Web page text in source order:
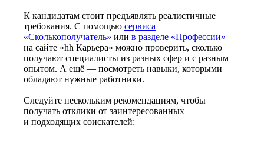
К кандидатам стоит предъявлять реалистичные
требования. С помощью сервиса
«Сколькополучатель» или в разделе «Профессии»
на сайте «hh Карьера» можно проверить, сколько
получают специалисты из разных сфер и с разным
опытом. А ещё — посмотреть навыки, которыми
обладают нужные работники.
Следуйте нескольким рекомендациям, чтобы
получать отклики от заинтересованных
и подходящих соискателей: